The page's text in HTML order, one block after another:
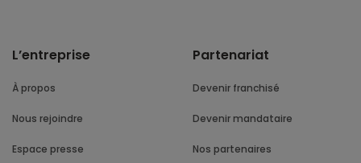
L’entreprise
À propos
Nous rejoindre
Espace presse
Partenariat
Devenir franchisé
Devenir mandataire
Nos partenaires